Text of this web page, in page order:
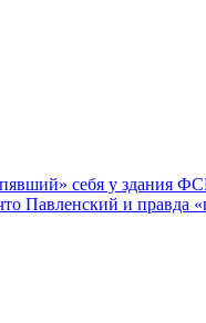
себя у здания
Павленский и